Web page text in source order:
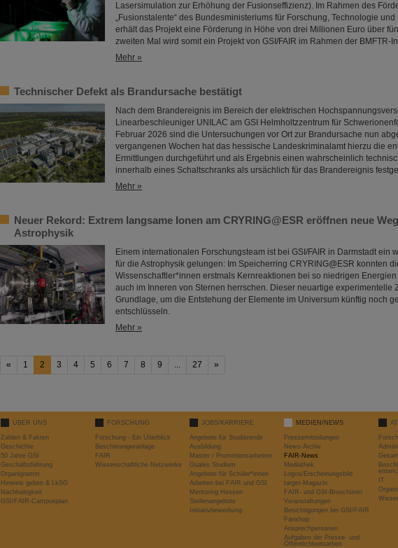
Lasersimulation zur Erhöhung der Fusionseffizienz). Im Rahmen des
„Fusionstalente“ des Bundesministeriums für Forschung, Technologie
erhält das Projekt eine Förderung in Höhe von drei Millionen Euro über
zweiten Mal wird somit ein Projekt von GSI/FAIR im Rahmen der BMFTR-
Mehr »
Technischer Defekt als Brandursache bestätigt
Nach dem Brandereignis im Bereich der elektrischen
Linearbeschleuniger UNILAC am GSI Helmholtzzentrum für
Februar 2026 sind die Untersuchungen vor Ort zur Brandursache nun
vergangenen Wochen hat das hessische Landeskriminalamt hierzu die
Ermittlungen durchgeführt und als Ergebnis einen wahrscheinlich
innerhalb eines Schaltschranks als ursächlich für das Brandereignis
Mehr »
Neuer Rekord: Extrem langsame Ionen am CRYRING@ESR eröffnen neue
Astrophysik
Einem internationalen Forschungsteam ist bei GSI/FAIR in Darmstadt ein
für die Astrophysik gelungen: Im Speicherring CRYRING@ESR konnten
Wissenschaftler*innen erstmals Kernreaktionen bei so niedrigen
auch im Inneren von Sternen herrschen. Dieser neuartige experimentelle
Grundlage, um die Entstehung der Elemente im Universum künftig noch
entschlüsseln.
Mehr »
« 1 2 3 4 5 6 7 8 9 ... 27 »
ÜBER UNS
Zahlen & Fakten
Geschichte
50 Jahre GSI
Geschäftsführung
Organigramm
Hinweis geben & LkSG
Nachhaltigkeit
GSI/FAIR-Campusplan
FORSCHUNG
Forschung - Ein Überblick
Beschleunigeranlage
FAIR
Wissenschaftliche Netzwerke
JOBS/KARRIERE
Angebote für Studierende
Ausbildung
Master / Promotionsarbeiten
Duales Studium
Angebote für Schüler*innen
Arbeiten bei FAIR und GSI
Mentoring Hessen
Stellenangebote
Initiativbewerbung
MEDIEN/NEWS
Pressemitteilungen
News-Archiv
FAIR-News
Mediathek
Logos/Erscheinungsbild
target-Magazin
FAIR- und GSI-Broschüren
Veranstaltungen
Besichtigungen bei GSI/FAIR
Fanshop
Ansprechpersonen
Aufgaben der Presse- und
Öffentlichkeitsarbeit
IT